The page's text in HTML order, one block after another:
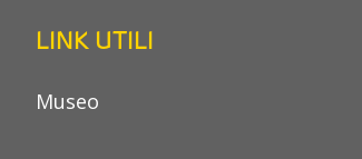
LINK UTILI
Museo